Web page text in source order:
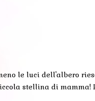
le luci dell'albero
stellina di